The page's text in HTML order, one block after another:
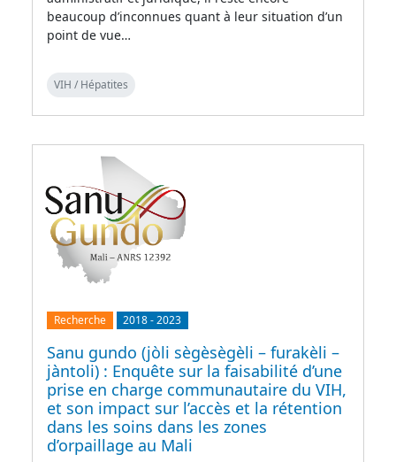
beaucoup d’inconnues quant à leur situation d’un
point de vue…
VIH / Hépatites
Recherche 2018-2023
Sanu gundo (jòli sègèsègèli – furakèli –
jàntoli) : Enquête sur la faisabilité d’une
prise en charge communautaire du VIH,
et son impact sur l’accès et la rétention
dans les soins dans les zones
d’orpaillage au Mali